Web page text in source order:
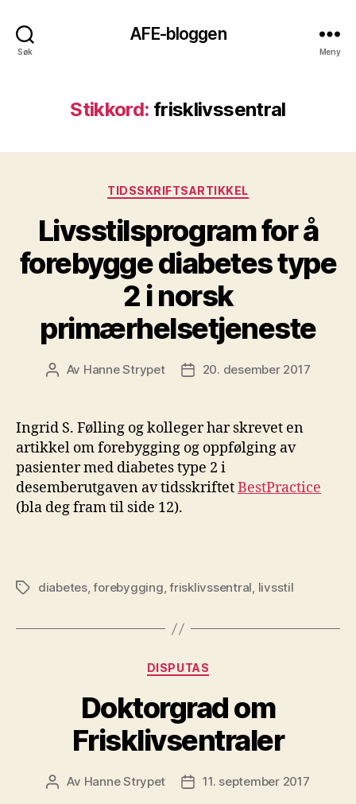
Søk
AFE-bloggen
Meny
Stikkord: frisklivssentral
Kategorier
TIDSSKRIFTSARTIKKEL
Livsstilsprogram for å
forebygge diabetes type
2 i norsk
primærhelsetjeneste
Innleggsforfatter
Av Hanne Strypet Publiseringsdato
20. desember 2017
Ingrid S. Følling og kolleger har skrevet en
artikkel om forebygging og oppfølging av
pasienter med diabetes type 2 i
desemberutgaven av tidsskriftetBestPractice
(bla deg fram til side 12).
Stikkorddiabetes,forebygging,frisklivssentral, livsstil
Kategorier
DISPUTAS
Doktorgrad om
Frisklivsentraler
Innleggsforfatter
Av Hanne Strypet Publiseringsdato
11. september 2017